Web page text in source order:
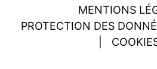
MENTIONS
PROTECTION DES